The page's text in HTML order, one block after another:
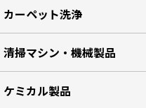
カーペット洗浄
清掃マシン・機械製品
ケミカル製品